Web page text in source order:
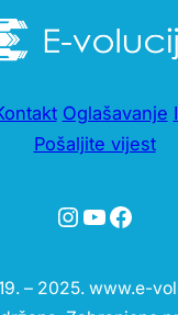
Oglašavanje
Pošaljite vijest
Instagram
YouTube
– 2025. www.e-